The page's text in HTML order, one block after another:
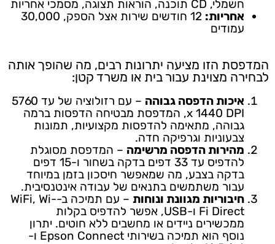
חשמלי, CD תוכנה, הוראות תצוגה, מסמכי אחריות
אחריות:
12 חודשים שירות אצל הספק, 30,000
עמודים
המדפסת הזו מציעה יתרונות רבים, מה שהופך אותה
לבחירה מצוינת עבור בית או משרד קטן:
איכות הדפסה גבוהה
– עם רזולוציה של עד 5760
x 1440 DPI, המדפסת מבטיחה הדפסות ברמה
גבוהה, מתאימה להדפסות מקצועיות, תמונות
צבעוניות וגרפיקה חדה.
מהירות הדפסה מרשימה – המדפסת מסוגלת
להדפיס עד 33 דפים בדקה בשחור ו-15 דפים
בדקה בצבע, מה שמאפשר חיסכון בזמן במיוחד
עבור משתמשים בתנאים של עבודה אינטנסיבית.
חיבוריות מגוונת ונוחות
– עם תמיכה ב-WiFi, Wi-
Fi Direct ו-USB, אפשר להדפיס בקלות
ממכשירים ניידים או מחשבים ללא חוטים. יתרון
נוסף הוא תמיכה בשירותי Epson Connect ו-